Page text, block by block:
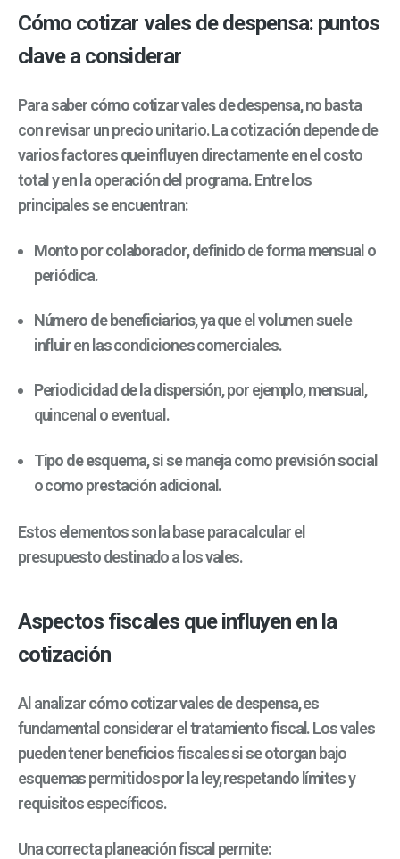
Cómo cotizar vales de despensa: puntos
clave a considerar
Para sabercómo cotizar vales de despensa, no basta
con revisar un precio unitario. La cotización depende de
varios factores que influyen directamente en el costo
total y en la operación del programa. Entre los
principales se encuentran:
Monto por colaborador, definido de forma mensual o
periódica.
Número de beneficiarios, ya que el volumen suele
influir en las condiciones comerciales.
Periodicidad de la dispersión, por ejemplo, mensual,
quincenal o eventual.
Tipo de esquema, si se maneja como previsión social
o como prestación adicional.
Estos elementos son la base para calcular el
presupuesto destinado a los vales.
Aspectos fiscales que influyen en la
cotización
Al analizarcómo cotizar vales de despensa, es
fundamental considerar el tratamiento fiscal. Los vales
pueden tener beneficios fiscales si se otorgan bajo
esquemas permitidos por la ley, respetando límites y
requisitos específicos.
Una correcta planeación fiscal permite: